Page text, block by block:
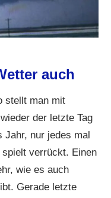
auch
stellt man mit
der letzte Tag
Jahr, nur jedes mal
verrückt. Einen
wie es auch
Gerade letzte